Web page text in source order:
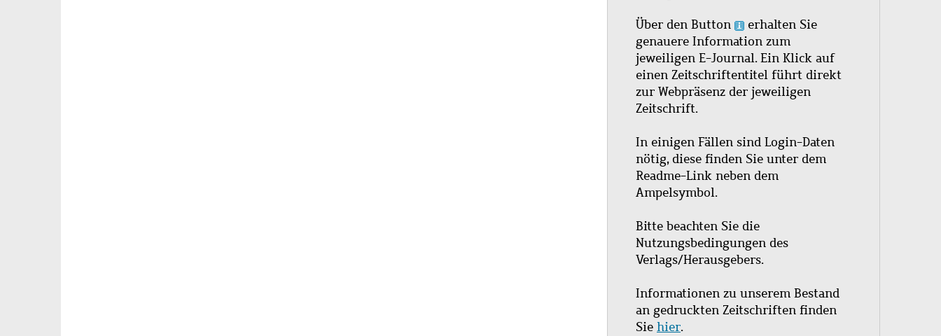
Über den Button
erhalten Sie
genauere Information zum
jeweiligen E-Journal. Ein Klick auf
einen Zeitschriftentitel führt direkt
zur Webpräsenz der jeweiligen
Zeitschrift.
In einigen Fällen sind Login-Daten
nötig, diese finden Sie unter dem
Readme-Link neben dem
Ampelsymbol.
Bitte beachten Sie die
Nutzungsbedingungen des
Verlags/Herausgebers.
Informationen zu unserem Bestand
an gedruckten Zeitschriften finden
Sie hier.